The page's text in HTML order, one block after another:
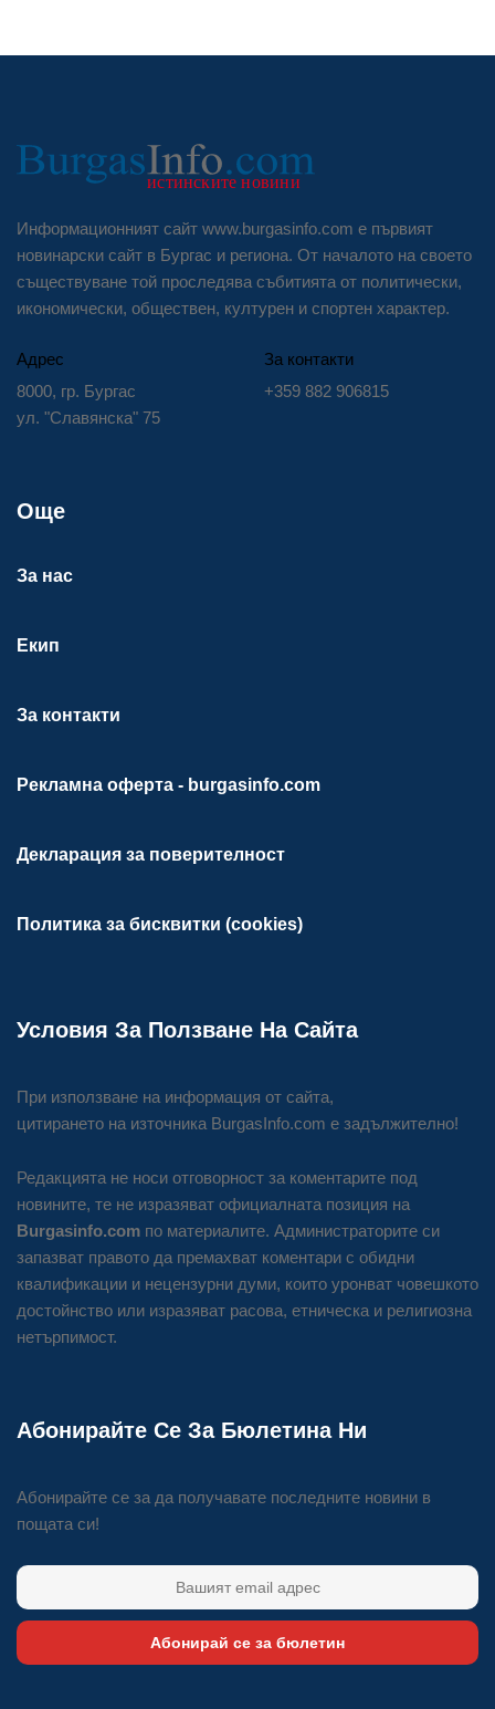
Информационният сайт www.burgasinfo.com е първият
новинарски сайт в Бургас и региона. От началото на своето
съществуване той проследява събитията от политически,
икономически, обществен, културен и спортен характер.
Адрес
8000, гр. Бургас
ул. "Славянска" 75
За контакти
+359 882 906815
Още
За нас
Екип
За контакти
Рекламна оферта - burgasinfo.com
Декларация за поверителност
Политика за бисквитки (cookies)
Условия За Ползване На Сайта
При използване на информация от сайта,
цитирането на източника BurgasInfo.com е задължително!
Редакцията не носи отговорност за коментарите под
новините, те не изразяват официалната позиция на
Burgasinfo.com по материалите. Администраторите си
запазват правото да премахват коментари с обидни
квалификации и нецензурни думи, които уронват човешкото
достойнство или изразяват расова, етническа и религиозна
нетърпимост.
Абонирайте Се За Бюлетина Ни
Абонирайте се за да получавате последните новини в
пощата си!
Абонирай се за бюлетин